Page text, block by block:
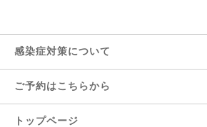
感染症対策について
ご予約はこちらから
トップページ